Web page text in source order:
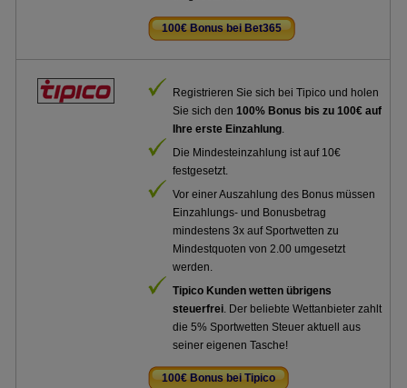
100€ Bonus bei Bet365
Registrieren Sie sich bei Tipico und holen
Sie sich den100% Bonus bis zu 100€ auf
Ihre erste Einzahlung.
Die Mindesteinzahlung ist auf 10€
festgesetzt.
Vor einer Auszahlung des Bonus müssen
Einzahlungs- und Bonusbetrag
mindestens 3x auf Sportwetten zu
Mindestquoten von 2.00 umgesetzt
werden.
Tipico Kunden wetten übrigens
steuerfrei. Der beliebte Wettanbieter zahlt
die 5% Sportwetten Steuer aktuell aus
seiner eigenen Tasche!
100€ Bonus bei Tipico